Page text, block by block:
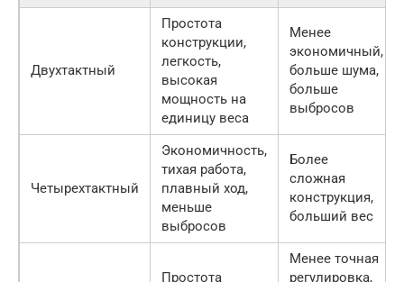
Двухтактный
Простота
конструкции,
легкость,
высокая
мощность на
единицу веса
Менее
экономичный,
больше шума,
больше
выбросов
Четырехтактный
Экономичность,
тихая работа,
плавный ход,
меньше
выбросов
Более
сложная
конструкция,
больший вес
Простота
Менее точная
регулировка,